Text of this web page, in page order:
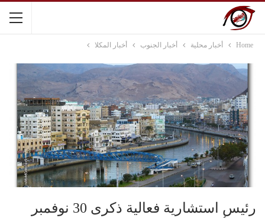
Home أخبار محلية أخبار الجنوب أخبار المكلا
رئيس استشارية فعالية ذكرى 30 نوفمبر